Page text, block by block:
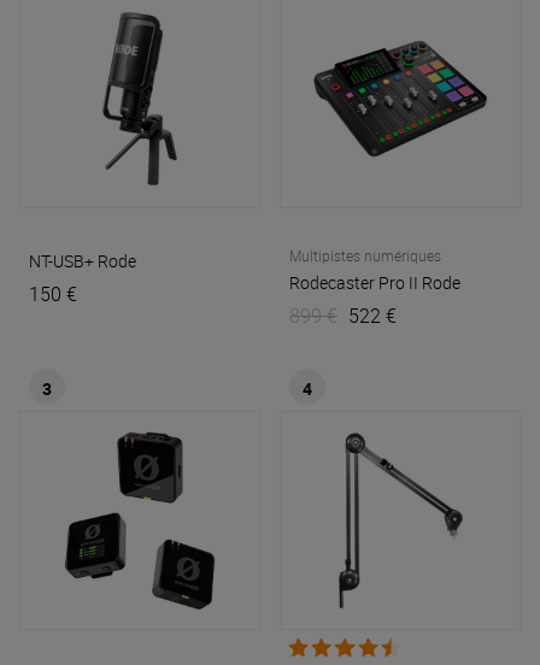
NT-USB+ Rode
150 €
Multipistes numériques
Rodecaster Pro II Rode
899 € 522 €
3 4